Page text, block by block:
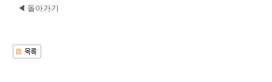
◀ 돌아가기